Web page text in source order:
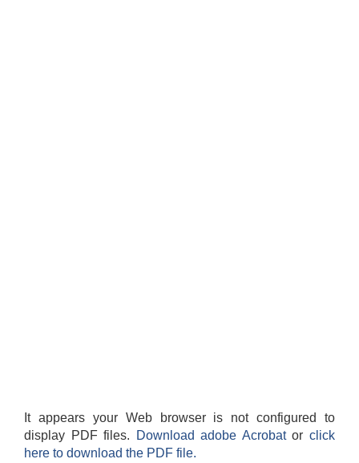
It appears your Web browser is not configured to
display PDF files.
Download adobe Acrobatorclick
here to download the PDF file.